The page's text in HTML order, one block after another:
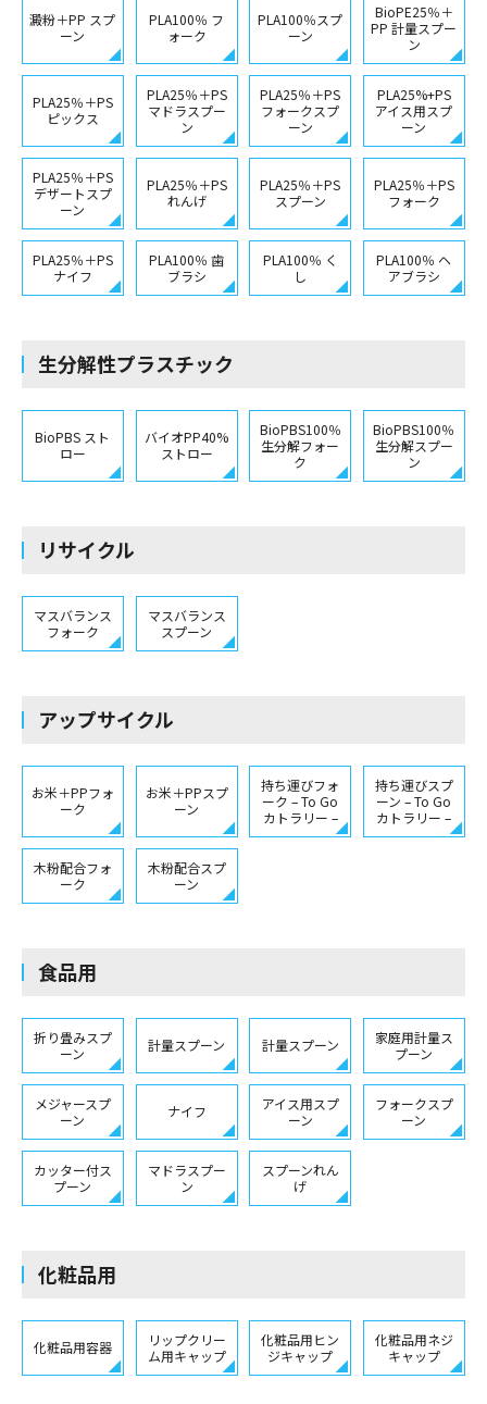
澱粉＋PP スプ
ーン
PLA100％ フ
ォーク
PLA100％スプ
ーン
BioPE25％＋
PP 計量スプー
ン
PLA25％＋PS
ピックス
PLA25％＋PS
マドラスプー
ン
PLA25％＋PS
フォークスプ
ーン
PLA25%+PS
アイス用スプ
ーン
PLA25％＋PS
デザートスプ
ーン
PLA25％＋PS
れんげ
PLA25％＋PS
スプーン
PLA25％＋PS
フォーク
PLA25％＋PS
ナイフ
PLA100％ 歯
ブラシ
PLA100％ く
し
PLA100％ ヘ
アブラシ
生分解性プラスチック
BioPBS スト
ロー
バイオPP40%
ストロー
BioPBS100％
生分解フォー
ク
BioPBS100％
生分解スプー
ン
リサイクル
マスバランス
フォーク
マスバランス
スプーン
アップサイクル
お米＋PPフォ
ーク
お米＋PPスプ
ーン
持ち運びフォ
ーク – To Go
カトラリー –
持ち運びスプ
ーン – To Go
カトラリー –
木粉配合フォ
ーク
木粉配合スプ
ーン
食品用
折り畳みスプ
ーン
計量スプーン 計量スプーン
家庭用計量ス
プーン
メジャースプ
ーン
ナイフ
アイス用スプ
ーン
フォークスプ
ーン
カッター付ス
プーン
マドラスプー
ン
スプーンれん
げ
化粧品用
化粧品用容器
リップクリー
ム用キャップ
化粧品用ヒン
ジキャップ
化粧品用ネジ
キャップ